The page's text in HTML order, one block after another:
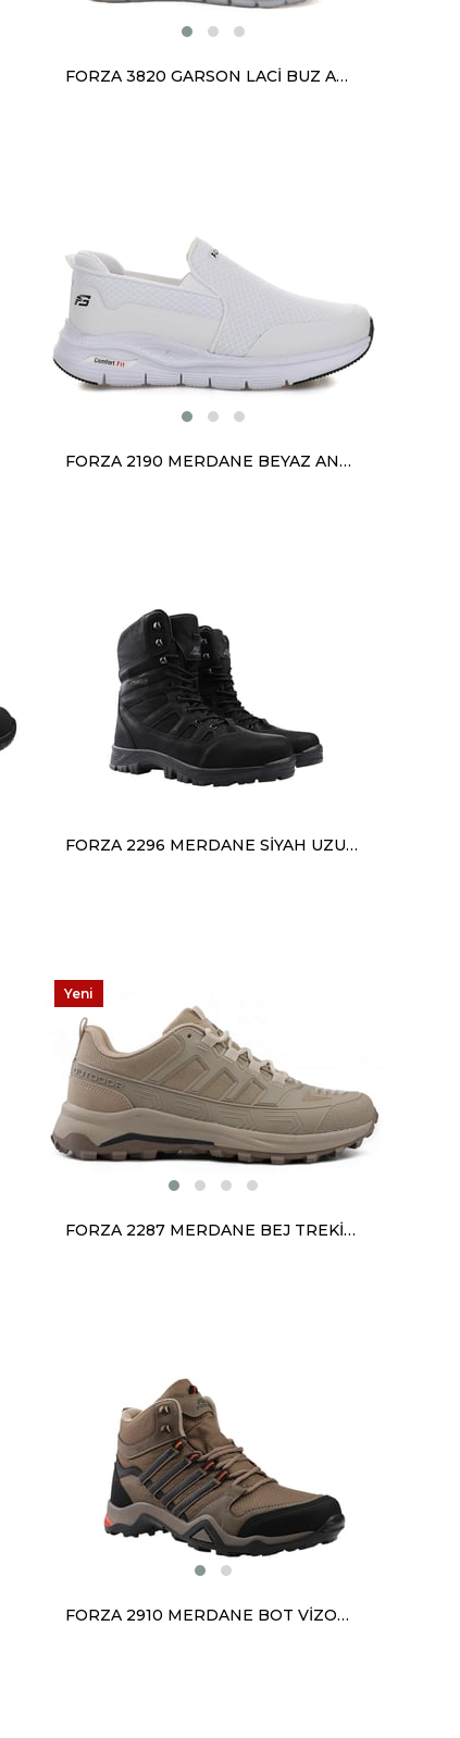
FORZA 3820 GARSON LACİ BUZ ANORAK
FORZA 2190 MERDANE BEYAZ ANORAK
FORZA 2296 MERDANE SİYAH UZUN BOT
FORZA 2287 MERDANE BEJ TREKİNG
Yeni
Ürün
FORZA 2910 MERDANE BOT VİZON ORANJ